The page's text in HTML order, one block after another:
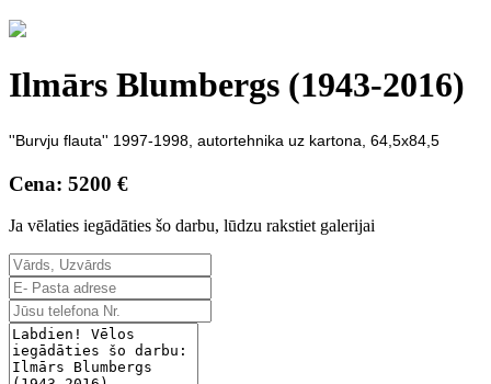
Ilmārs Blumbergs (1943-2016)
''Burvju flauta'' 1997-1998, autortehnika uz kartona, 64,5x84,5
Cena: 5200 €
Ja vēlaties iegādāties šo darbu, lūdzu rakstiet galerijai